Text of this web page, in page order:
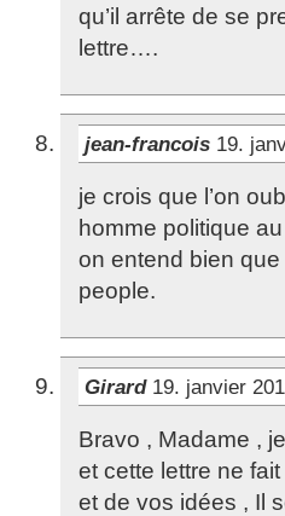
qu’il arrête de se
lettre….
jean-francois 19.
je crois que l’on
homme politique
on entend bien
people.
Girard 19. janvier
Bravo , Madame ,
et cette lettre ne
et de vos idées , Il